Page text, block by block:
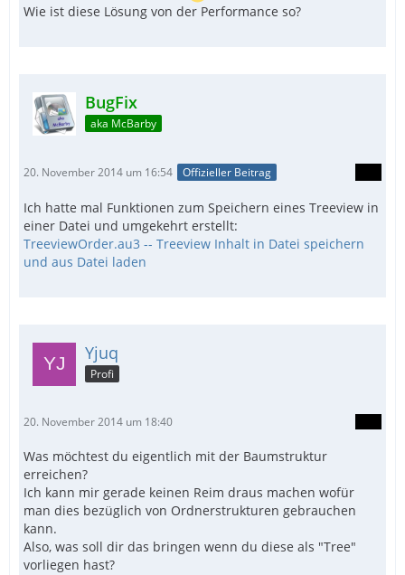
Wie ist diese Lösung von der Performance so?
BugFix
aka McBarby
20. November 2014 um 16:54 Offizieller Beitrag
Ich hatte mal Funktionen zum Speichern eines Treeview in
einer Datei und umgekehrt erstellt:
TreeviewOrder.au3 -- Treeview Inhalt in Datei speichern
und aus Datei laden
Yjuq
Profi
20. November 2014 um 18:40
Was möchtest du eigentlich mit der Baumstruktur
erreichen?
Ich kann mir gerade keinen Reim draus machen wofür
man dies bezüglich von Ordnerstrukturen gebrauchen
kann.
Also, was soll dir das bringen wenn du diese als "Tree"
vorliegen hast?